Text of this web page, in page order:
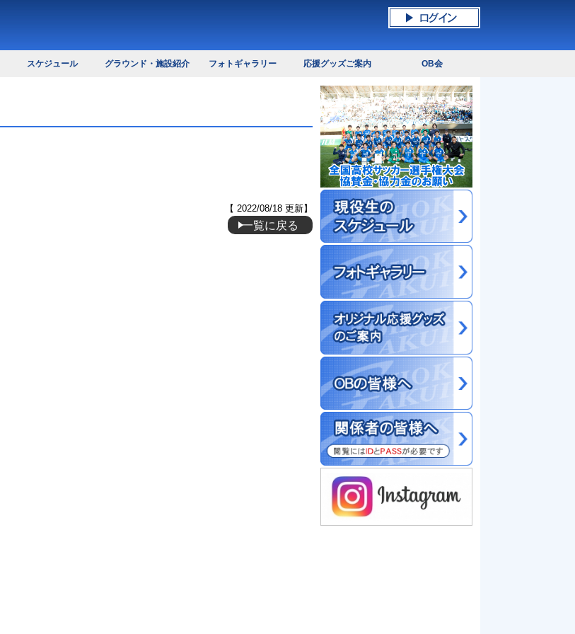
スケジュール グラウンド・施設紹介 フォトギャラリー 応援グッズご案内 OB会
【 2022/08/18 更新】
一覧に戻る